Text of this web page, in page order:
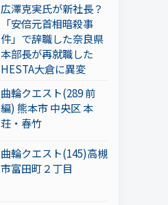
広澤克実氏が新社長？
「安倍元首相暗殺事
件」で辞職した奈良県
本部長が再就職した
HESTA大倉に異変
曲輪クエスト(289 前
編) 熊本市 中央区 本
荘・春竹
曲輪クエスト(145)高槻
市富田町２丁目